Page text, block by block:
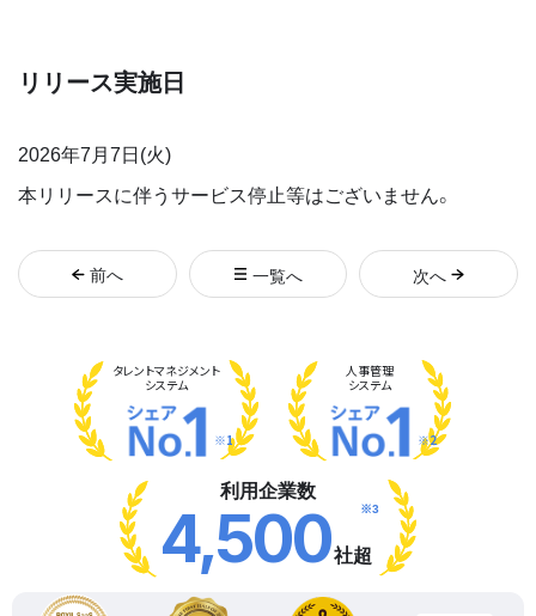
リリース実施日
2026年7月7日(火)
本リリースに伴うサービス停止等はございません。
前へ 一覧へ 次へ
タレントマネジメント
システム
※1
人事管理
システム
※2
利用企業数
4,500社超
※3